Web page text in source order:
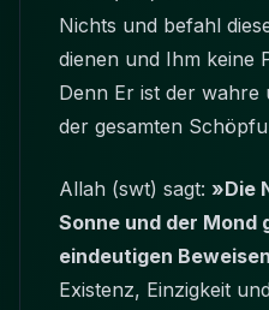
Nichts und befahl
dienen und Ihm keine
Denn Er ist der wahre
der gesamten
Allah (swt) sagt: »Die
Sonne und der Mond
eindeutigen
Existenz, Einzigkeit